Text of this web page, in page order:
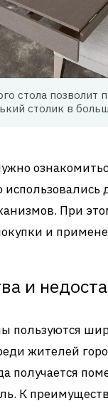
стола позволит
столик в
При
и
и
пользуются
жителей
получается
К